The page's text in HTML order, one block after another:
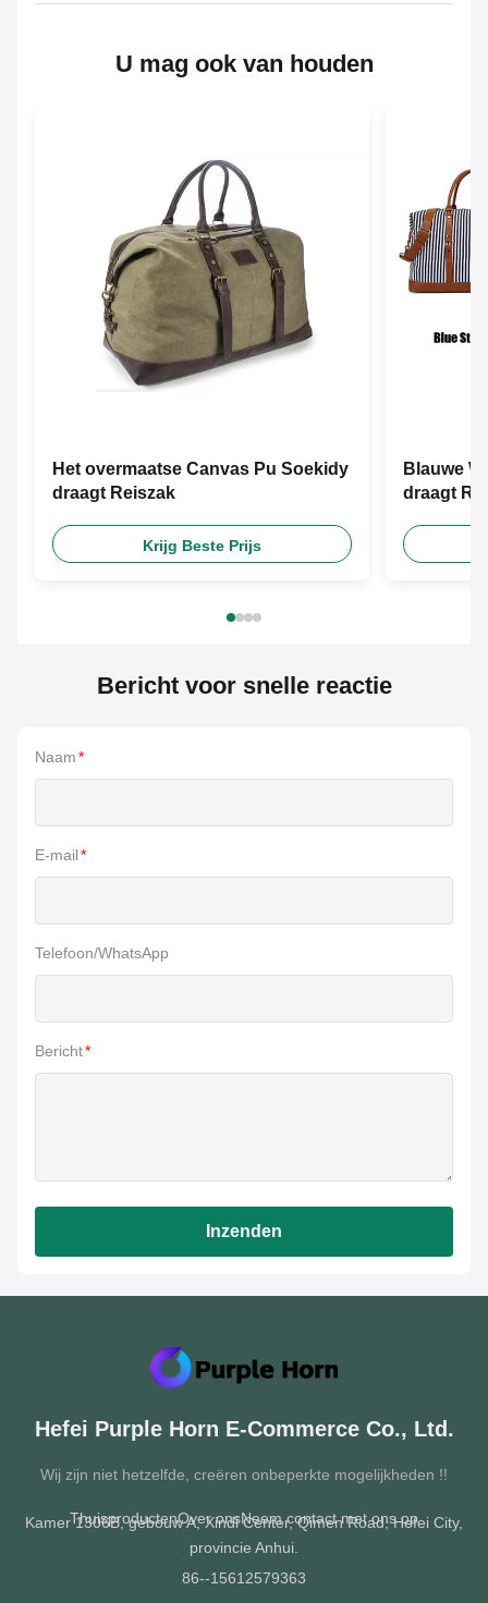
U mag ook van houden
Het overmaatse Canvas Pu Soekidy
draagt Reiszak
Krijg Beste Prijs
Blauwe
draagt
Bericht voor snelle reactie
Naam*
E-mail*
Telefoon/WhatsApp
Bericht*
Inzenden
Hefei Purple Horn E-Commerce Co., Ltd.
Wij zijn niet hetzelfde, creëren onbeperkte mogelijkheden !!
ThuisproductenOver onsNeem contact met ons op
Kamer 1306B, gebouw A, Xindi Center, Qimen Road, Hefei City,
provincie Anhui.
86--15612579363